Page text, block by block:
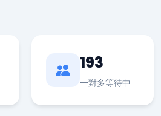
193
一對多等待中